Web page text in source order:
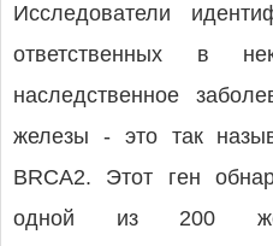
Исследователи
ответственных в
наследственное
железы - это так
BRCA2. Этот ген
одной из 200